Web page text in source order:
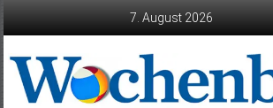
7. August 2026